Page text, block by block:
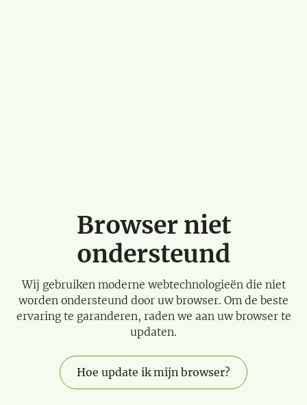
Browser niet
ondersteund
Wij gebruiken moderne webtechnologieën die niet
worden ondersteund door uw browser. Om de beste
ervaring te garanderen, raden we aan uw browser te
updaten.
Hoe update ik mijn browser?